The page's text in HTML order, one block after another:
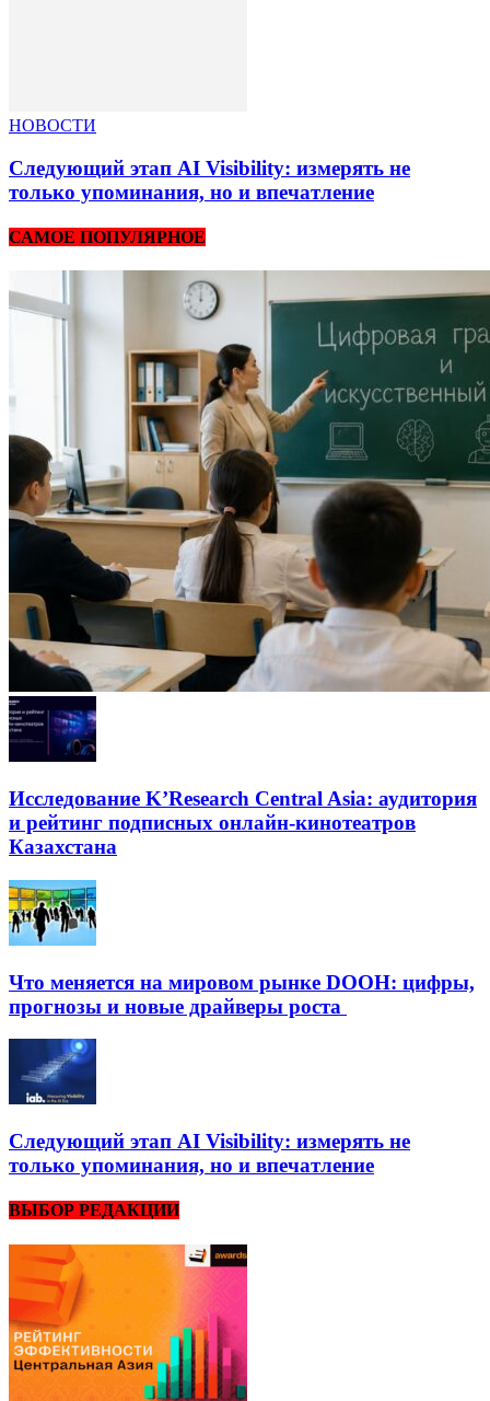
НОВОСТИ
Следующий этап AI Visibility: измерять не
только упоминания, но и впечатление
САМОЕ ПОПУЛЯРНОЕ
Исследование K’Research Central Asia: аудитория
и рейтинг подписных онлайн-кинотеатров
Казахстана
Что меняется на мировом рынке DOOH: цифры,
прогнозы и новые драйверы роста
Следующий этап AI Visibility: измерять не
только упоминания, но и впечатление
ВЫБОР РЕДАКЦИИ